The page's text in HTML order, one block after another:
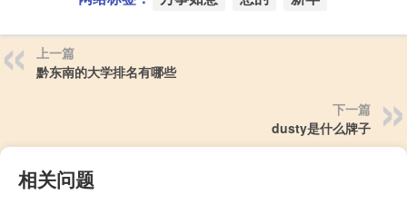
上一篇
黔东南的大学排名有哪些
下一篇
dusty是什么牌子
相关问题